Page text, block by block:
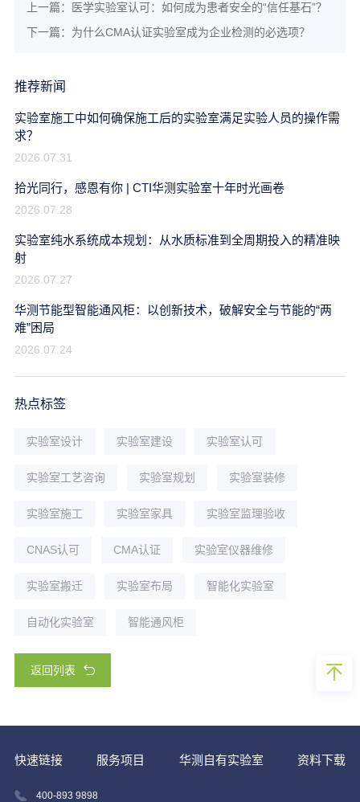
上一篇：医学实验室认可：如何成为患者安全的“信任基石”？
下一篇：为什么CMA认证实验室成为企业检测的必选项？
推荐新闻
实验室施工中如何确保施工后的实验室满足实验人员的操作需
求？
2026.07.31
拾光同行，感恩有你 | CTI华测实验室十年时光画卷
2026.07.28
实验室纯水系统成本规划：从水质标准到全周期投入的精准映
射
2026.07.27
华测节能型智能通风柜：以创新技术，破解安全与节能的“两
难”困局
2026.07.24
热点标签
实验室设计 实验室建设 实验室认可
实验室工艺咨询 实验室规划 实验室装修
实验室施工 实验室家具 实验室监理验收
CNAS认可 CMA认证 实验室仪器维修
实验室搬迁 实验室布局 智能化实验室
自动化实验室 智能通风柜
返回列表
400-893 9898
快速链接 服务项目 华测自有实验室 资料下载